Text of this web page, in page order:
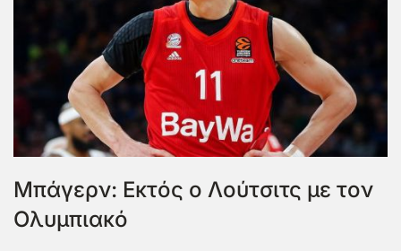
Μπάγερν: Εκτός ο Λούτσιτς με τον
Ολυμπιακό